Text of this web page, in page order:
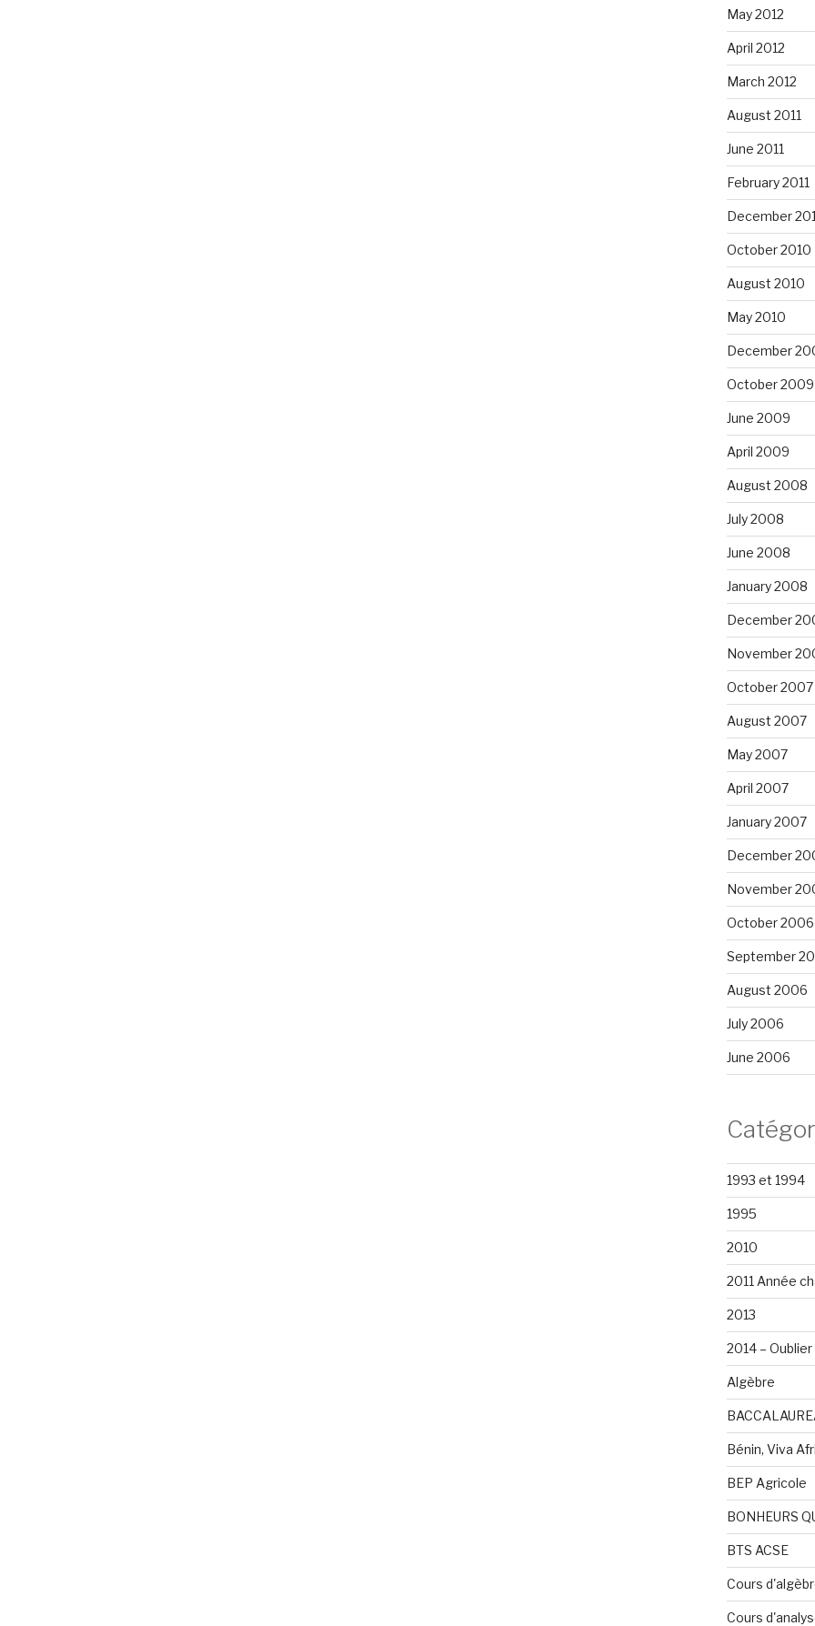
May 2012
April 2012
March 2012
August 2011
June 2011
February 2011
December
October 2010
August 2010
May 2010
December
October 2009
June 2009
April 2009
August 2008
July 2008
June 2008
January 2008
December
November
October 2007
August 2007
May 2007
April 2007
January 2007
December
November
October 2006
September
August 2006
July 2006
June 2006
1993 et 1994
1995
2010
2011 Année
2013
2014 –
Algèbre
Bénin, Viva
BEP Agricole
BONHEURS
BTS ACSE
Cours
Cours